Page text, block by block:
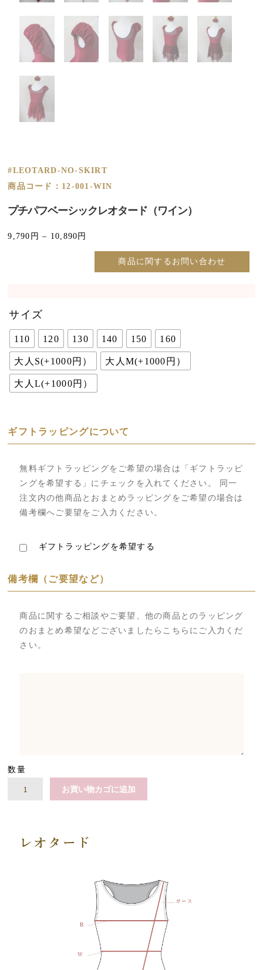
#LEOTARD-NO-SKIRT
商品コード：12-001-WIN
プチパフベーシックレオタード（ワイン）
9,790 円 – 10,890 円
商品に関するお問い合わせ
サイズ
110 120 130 140 150 160
大人S(+1000円） 大人M(+1000円）
大人L(+1000円）
ギフトラッピングについて
ギフトラッピングを希望する
無料ギフトラッピングをご希望の場合は「ギフトラッピ
ングを希望する」にチェックを入れてください。 同一
注文内の他商品とおまとめラッピングをご希望の場合は
備考欄へご要望をご入力ください。
備考欄（ご要望など）
商品に関するご相談やご要望、他の商品とのラッピング
のおまとめ希望などございましたらこちらにご入力くだ
さい。
数量
お買い物カゴに追加